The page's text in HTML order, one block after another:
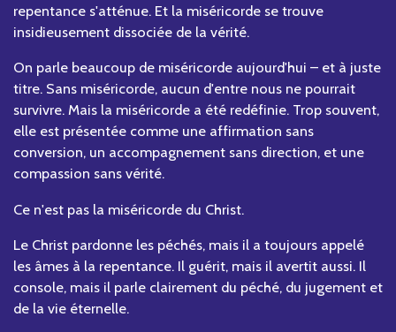
repentance s'atténue. Et la miséricorde se trouve
insidieusement dissociée de la vérité.
On parle beaucoup de miséricorde aujourd'hui – et à juste
titre. Sans miséricorde, aucun d'entre nous ne pourrait
survivre. Mais la miséricorde a été redéfinie. Trop souvent,
elle est présentée comme une affirmation sans
conversion, un accompagnement sans direction, et une
compassion sans vérité.
Ce n'est pas la miséricorde du Christ.
Le Christ pardonne les péchés, mais il a toujours appelé
les âmes à la repentance. Il guérit, mais il avertit aussi. Il
console, mais il parle clairement du péché, du jugement et
de la vie éternelle.